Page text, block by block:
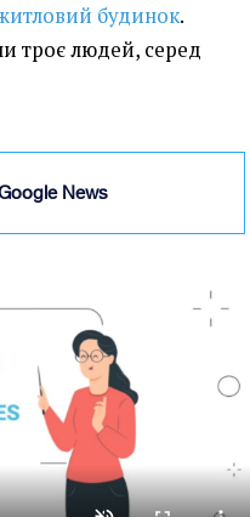
будинок.
троє людей, серед
News